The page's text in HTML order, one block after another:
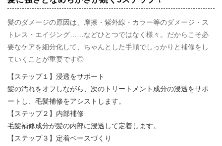
髪のダメージの原因は、摩擦・紫外線・カラー等のダメージ・ス
トレス・エイジング……などひとつではなく様々。だからこそ必
要なケアを細分化して、ちゃんとした手順でしっかりと補修をし
ていくことが重要です◎
【ステップ１】浸透をサポート
髪の汚れをオフしながら、 次のトリートメント成分の浸透をサポ
ートし、 毛髪補修をアシストします。
【ステップ２】内部補修
毛髪補修成分が髪の内部に浸透して定着します。
【ステップ３】定着ベースづくり